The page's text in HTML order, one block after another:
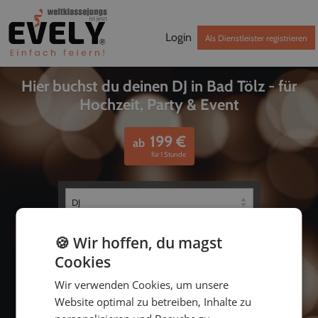
Login Als Dienstleister registrieren
Hier buchst du deinen DJ in Bad Tölz - für
Hochzeit, Party & Event
ab 199€
für 1 Stunde
bis
🍪 Wir hoffen, du magst
Cookies
Wir verwenden Cookies, um unsere
Website optimal zu betreiben, Inhalte zu